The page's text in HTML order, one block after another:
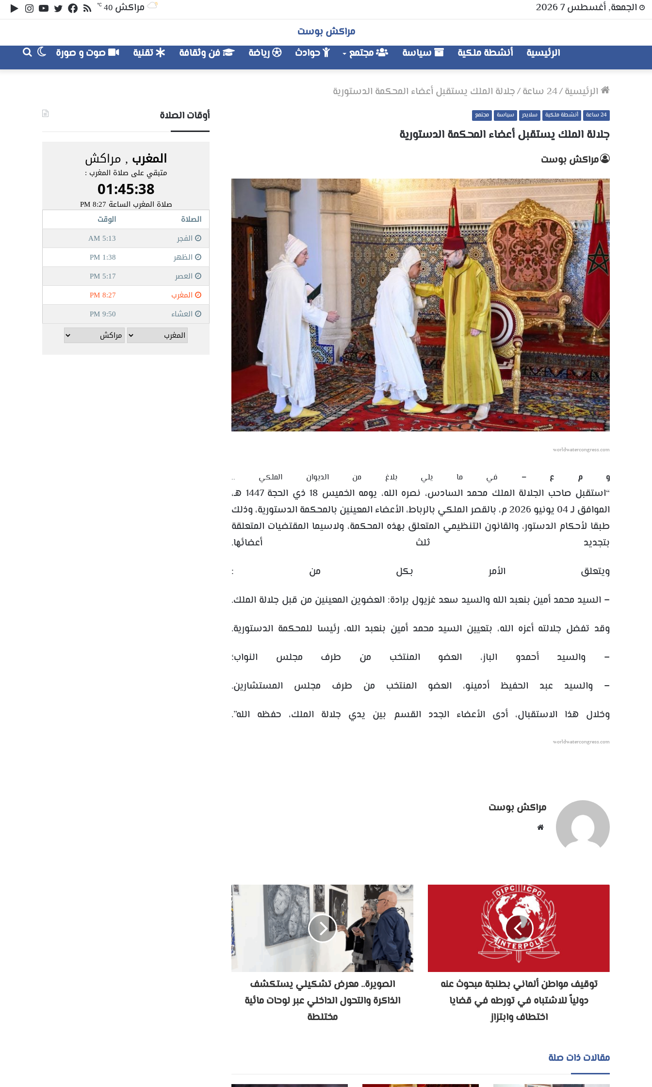
الجمعة, أغسطس 7 2026 يوتيوبتويتر
فيسبوكملخص
الموقع
مراكش 40
℃
مراكش بوست
الرئيسية
أنشطة ملكية سياسة مجتمع حوادث رياضة فن وثقافة تقنية صوت و صورة
بحث
عن
الوضع
المظلم
الرئيسية/24 ساعة /جلالة الملك يستقبل أعضاء المحكمة الدستورية
24 ساعة أنشطة ملكية سلايدر سياسة مجتمع
جلالة الملك يستقبل أعضاء المحكمة الدستورية
مراكش بوست
worldwatercongress.com
و م ع – في ما يلي بلاغ من الديوان الملكي ..
“استقبل صاحب الجلالة الملك محمد السادس، نصره الله، يومه الخميس 18 ذي الحجة 1447 هـ،
الموافق لـ 04 يونيو 2026 م، بالقصر الملكي بالرباط، الأعضاء المعينين بالمحكمة الدستورية، وذلك
طبقا لأحكام الدستور، والقانون التنظيمي المتعلق بهذه المحكمة، ولاسيما المقتضيات المتعلقة
بتجديد ثلث أعضائها.
ويتعلق الأمر بكل من :
– السيد محمد أمين بنعبد الله والسيد سعد غزيول برادة: العضوين المعينين من قبل جلالة الملك.
وقد تفضل جلالته أعزه الله، بتعيين السيد محمد أمين بنعبد الله، رئيسا للمحكمة الدستورية.
– والسيد أحمدو الباز، العضو المنتخب من طرف مجلس النواب؛
– والسيد عبد الحفيظ أدمينو، العضو المنتخب من طرف مجلس المستشارين.
وخلال هذا الاستقبال، أدى الأعضاء الجدد القسم بين يدي جلالة الملك، حفظه الله”.
worldwatercongress.com
مراكش بوست
توقيف مواطن ألماني بطنجة مبحوث عنه
دولياً للاشتباه في تورطه في قضايا
اختطاف وابتزاز
الصويرة.. معرض تشكيلي يستكشف
الذاكرة والتحول الداخلي عبر لوحات مائية
مختلطة
مقالات ذات صلة
أوقات الصلاة